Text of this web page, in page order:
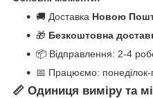
🚚 Доставка Новою
🎁 Безкоштовна
📦 Відправлення: 2-4
📅 Працюємо: понеділок-
📏 Одиниця виміру та